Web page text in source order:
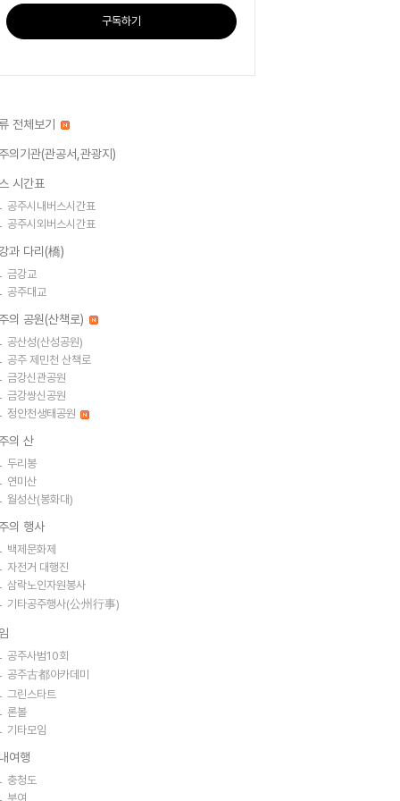
구독하기
전체보기
의기관(관공서,관광지)
시간표
공주시내버스시간표
공주시외버스시간표
과 다리(橋)
금강교
공주대교
의 공원(산책로)
공산성(산성공원)
공주 제민천 산책로
금강신관공원
금강쌍신공원
정안천생태공원
의 산
두리봉
연미산
월성산(봉화대)
의 행사
백제문화제
자전거 대행진
삼락노인자원봉사
기타공주행사(公州行事)
공주사범10회
공주古都아카데미
그린스타트
론볼
기타모임
여행
충청도
부여